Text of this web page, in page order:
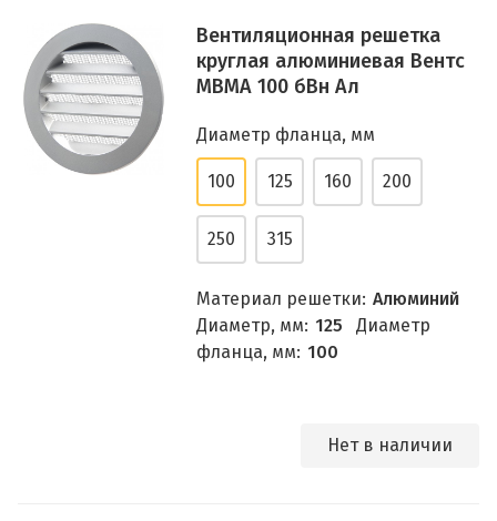
Вентиляционная решетка
круглая алюминиевая Вентс
МВМА 100 бВн Ал
Диаметр фланца, мм
100 125 160 200
250 315
Материал решетки: Алюминий
Диаметр, мм: 125
Диаметр
фланца, мм: 100
Нет в наличии